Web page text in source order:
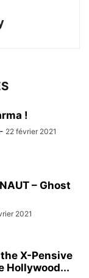
!
- 22 février 2021
– Ghost
2021
X-Pensive
Hollywood...